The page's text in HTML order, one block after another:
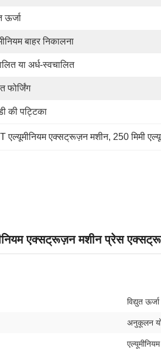
ऊर्जा
बाहर निकालना
या अर्ध-स्वचालित
फोर्जिंग
की पट्टिका
एल्यूमीनियम एक्सट्रूज़न मशीन, 250 मिमी
एक्सट्रूज़न मशीन प्रेस
विद्युत ऊर्जा
अनुकूलन